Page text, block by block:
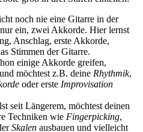
noch nie eine Gitarre in der
ein, zwei Akkorde. Hier lernst
Anschlag, erste Akkorde,
Stimmen der Gitarre.
einige Akkorde greifen,
möchtest z.B. deine Rhythmik,
oder erste Improvisation
seit Längerem, möchtest deinen
Techniken wie Fingerpicking,
Skalen ausbauen und vielleicht